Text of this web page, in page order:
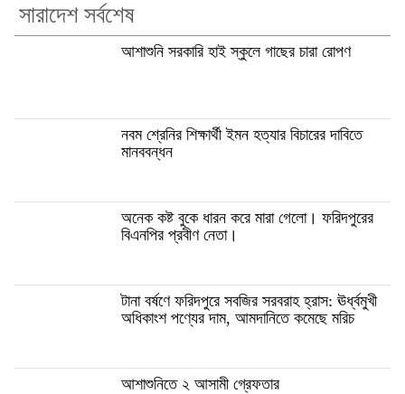
সারাদেশ সর্বশেষ
আশাশুনি সরকারি হাই স্কুলে গাছের চারা রোপণ
নবম শ্রেনির শিক্ষার্থী ইমন হত্যার বিচারের দাবিতে
মানববন্ধন
অনেক কষ্ট বুকে ধারন করে মারা গেলো। ফরিদপুরের
বিএনপির প্রবীণ নেতা।
টানা বর্ষণে ফরিদপুরে সবজির সরবরাহ হ্রাস: ঊর্ধ্বমুখী
অধিকাংশ পণ্যের দাম, আমদানিতে কমেছে মরিচ
আশাশুনিতে ২ আসামী গ্রেফতার